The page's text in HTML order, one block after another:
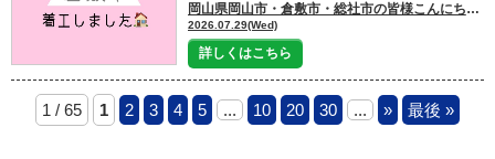
岡山県岡山市・倉敷市・総社市の皆様こんにちは
2026.07.29(Wed)
詳しくはこちら
1 / 65 1 2 3 4 5 ... 10 20 30 ... » 最後 »